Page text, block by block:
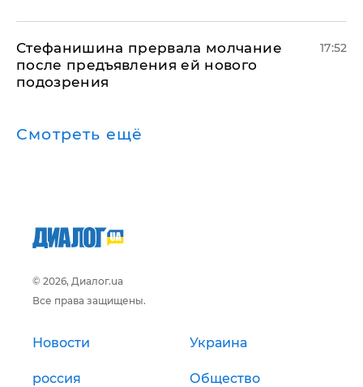
Стефанишина прервала молчание
после предъявления ей нового
подозрения
17:52
Смотреть ещё
© 2026, Диалог.ua
Все права защищены.
Новости Украина
россия Общество